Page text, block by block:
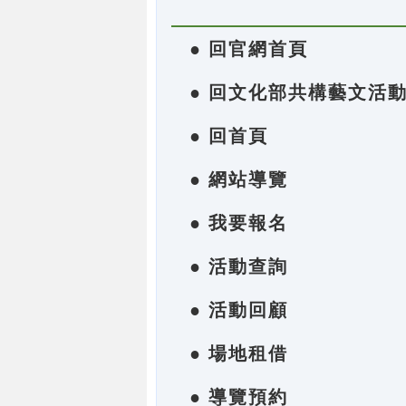
● 回官網首頁
● 回文化部共構藝文活
● 回首頁
● 網站導覽
● 我要報名
● 活動查詢
● 活動回顧
● 場地租借
● 導覽預約